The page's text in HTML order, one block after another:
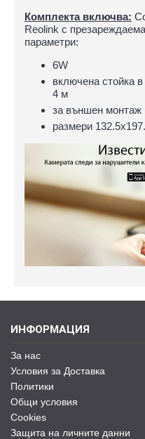
Комплекта включва:
Reolink с
параметри:
6W
включена стойка
4 м
за външен монтаж
размери
ИНФОРМАЦИЯ
За нас
Условия за Доставка
Политики
Общи условия
Cookies
Защита на личните данни